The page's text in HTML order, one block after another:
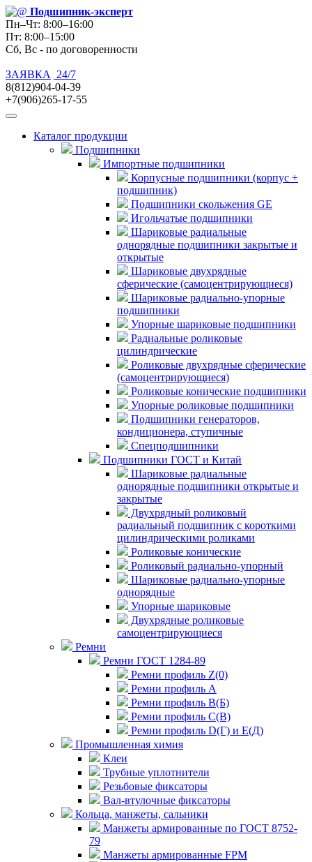
Подшипник-эксперт
Пн–Чт: 8:00–16:00
Пт: 8:00–15:00
Сб, Вс - по договоренности
ЗАЯВКА
24/7
8(812)904-04-39
+7(906)265-17-55
Каталог продукции
Подшипники
Импортные подшипники
Корпусные подшипники (корпус +
подшипник)
Подшипники скольжения GE
Игольчатые подшипники
Шариковые радиальные
однорядные подшипники закрытые и
открытые
Шариковые двухрядные
сферические (самоцентрирующиеся)
Шариковые радиально-упорные
подшипники
Упорные шариковые подшипники
Радиальные роликовые
цилиндрические
Роликовые двухрядные сферические
(самоцентрирующиеся)
Роликовые конические подшипники
Упорные роликовые подшипники
Подшипники генераторов,
кондиционера, ступичные
Спецподшипники
Подшипники ГОСТ и Китай
Шариковые радиальные
однорядные подшипники открытые и
закрытые
Двухрядный роликовый
радиальный подшипник с короткими
цилиндрическими роликами
Роликовые конические
Роликовый радиально-упорный
Шариковые радиально-упорные
однорядные
Упорные шариковые
Двухрядные роликовые
самоцентрирующиеся
Ремни
Ремни ГОСТ 1284-89
Ремни профиль Z(0)
Ремни профиль А
Ремни профиль В(Б)
Ремни профиль С(В)
Ремни профиль D(Г) и E(Д)
Промышленная химия
Клеи
Трубные уплотнители
Резьбовые фиксаторы
Вал-втулочные фиксаторы
Кольца, манжеты, сальники
Манжеты армированные по ГОСТ 8752-
79
Манжеты армированные FPM